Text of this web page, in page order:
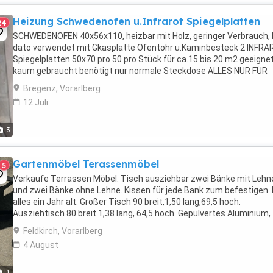
3
Heizung Schwedenofen u.Infrarot Spiegelplatten
SCHWEDENOFEN 40x56x110, heizbar mit Holz, geringer Verbrauch,
dato verwendet mit Gkasplatte Ofentohr u.Kaminbesteck 2
Spiegelplatten 50x70 pro 50 pro Stück für ca.15 bis 20 m2
kaum gebraucht benötigt nur normale Steckdose ALLES NUR FÜR
SELBSTABHOLER
Bregenz, Vorarlberg
12 Juli
5 Gartenmöbel Terassenmöbel
Verkaufe Terrassen Möbel. Tisch ausziehbar zwei Bänke mit
und zwei Bänke ohne Lehne. Kissen für jede Bank zum befestigen.
alles ein Jahr alt. Großer Tisch 90 breit,1,50 lang,69,5 hoch.
Ausziehtisch 80 breit 1,38 lang, 64,5 hoch. Gepulvertes Aluminium,
Glasplatten abnehmbar. Passen gut 10-12 ...
Feldkirch, Vorarlberg
4 August